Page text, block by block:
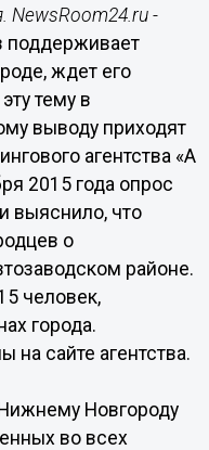
NewsRoom24.ru -
поддерживает
ждет его
тему в
выводу приходят
агентства «А
2015 года опрос
выяснило, что
о
районе.
человек,
города.
на сайте агентства.
Новгороду
во всех